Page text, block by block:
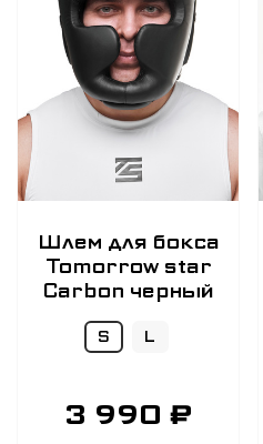
Шлем для бокса
Tomorrow star
Carbon черный
S L
3 990 ₽